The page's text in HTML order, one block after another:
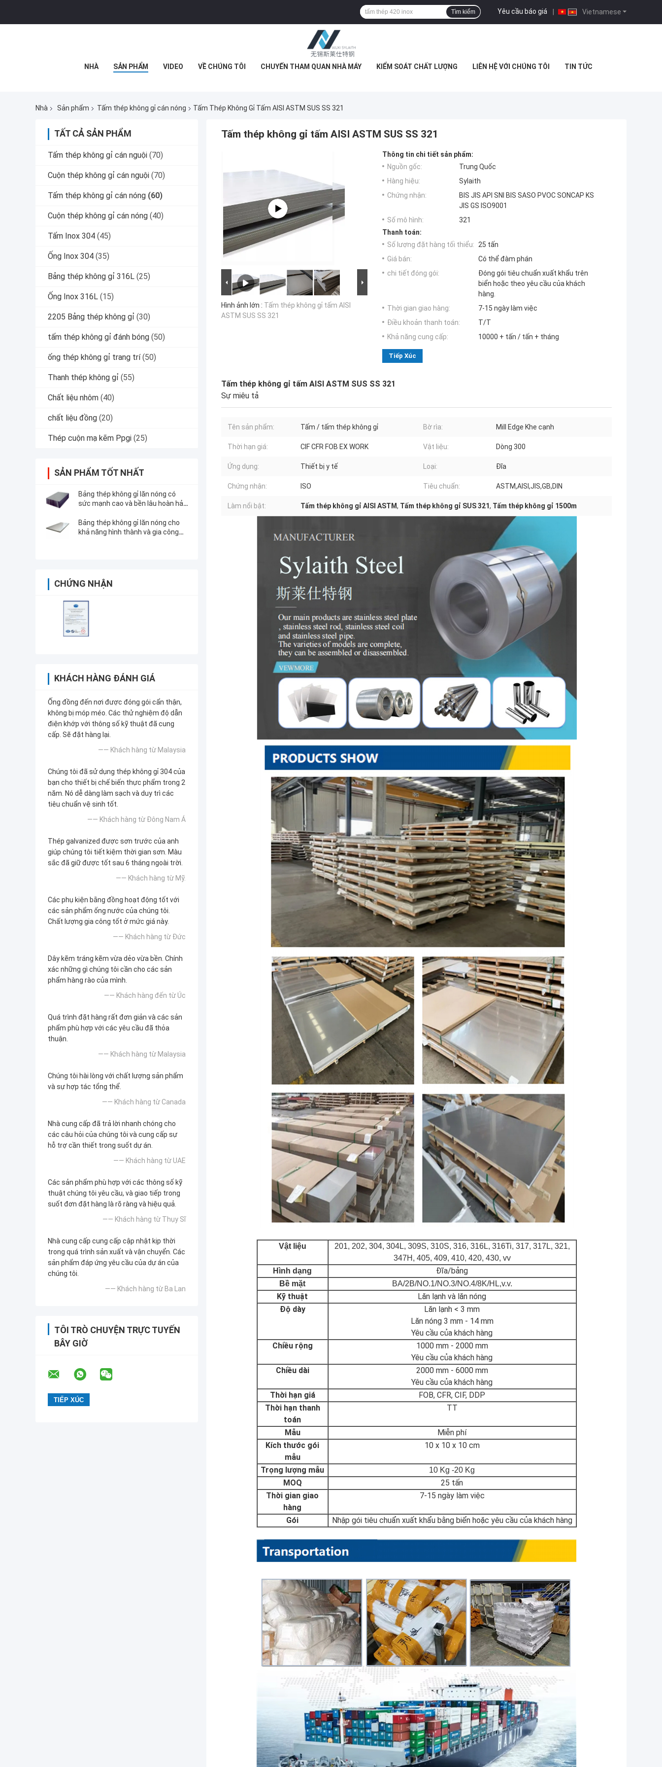
Vietnamese
Yêu cầu báo giá |
Tìm kiếm
NHÀ SẢN PHẨM VIDEO VỀ CHÚNG TÔI CHUYẾN THAM QUAN NHÀ MÁY KIỂM SOÁT CHẤT LƯỢNG LIÊN HỆ VỚI CHÚNG TÔI TIN TỨC
Nhà Sản phẩm Tấm thép không gỉ cán nóng Tấm Thép Không Gỉ Tấm AISI ASTM SUS SS 321
TẤT CẢ SẢN PHẨM
Tấm thép không gỉ cán nguội (70)
Cuộn thép không gỉ cán nguội (70)
Tấm thép không gỉ cán nóng (60)
Cuộn thép không gỉ cán nóng (40)
Tấm Inox 304 (45)
Ống Inox 304 (35)
Bảng thép không gỉ 316L (25)
Ống Inox 316L (15)
2205 Bảng thép không gỉ (30)
tấm thép không gỉ đánh bóng (50)
ống thép không gỉ trang trí (50)
Thanh thép không gỉ (55)
Chất liệu nhôm (40)
chất liệu đồng (20)
Thép cuộn mạ kẽm Ppgi (25)
SẢN PHẨM TỐT NHẤT
Bảng thép không gỉ lăn nóng có
sức mạnh cao và bền lâu hoàn hảo
xác
Bảng thép không gỉ lăn nóng cho
khả năng hình thành và gia công
CHỨNG NHẬN
KHÁCH HÀNG ĐÁNH GIÁ
Ống đồng đến nơi được đóng gói cẩn thận,
không bị móp méo. Các thử nghiệm độ dẫn
điện khớp với thông số kỹ thuật đã cung
cấp. Sẽ đặt hàng lại.
—— Khách hàng từ Malaysia
Chúng tôi đã sử dụng thép không gỉ 304 của
bạn cho thiết bị chế biến thực phẩm trong 2
năm. Nó dễ dàng làm sạch và duy trì các
tiêu chuẩn vệ sinh tốt.
—— Khách hàng từ Đông Nam Á
Thép galvanized được sơn trước của anh
giúp chúng tôi tiết kiệm thời gian sơn. Màu
sắc đã giữ được tốt sau 6 tháng ngoài trời.
—— Khách hàng từ Mỹ.
Các phụ kiện bằng đồng hoạt động tốt với
các sản phẩm ống nước của chúng tôi.
Chất lượng gia công tốt ở mức giá này.
—— Khách hàng từ Đức
Dây kẽm tráng kẽm vừa dẻo vừa bền. Chính
xác những gì chúng tôi cần cho các sản
phẩm hàng rào của mình.
—— Khách hàng đến từ Úc
Quá trình đặt hàng rất đơn giản và các sản
phẩm phù hợp với các yêu cầu đã thỏa
thuận.
—— Khách hàng từ Malaysia
Chúng tôi hài lòng với chất lượng sản phẩm
và sự hợp tác tổng thể.
—— Khách hàng từ Canada
Nhà cung cấp đã trả lời nhanh chóng cho
các câu hỏi của chúng tôi và cung cấp sự
hỗ trợ cần thiết trong suốt dự án.
—— Khách hàng từ UAE
Các sản phẩm phù hợp với các thông số kỹ
thuật chúng tôi yêu cầu, và giao tiếp trong
suốt đơn đặt hàng là rõ ràng và hiệu quả.
—— Khách hàng từ Thụy Sĩ
Nhà cung cấp cung cấp cập nhật kịp thời
trong quá trình sản xuất và vận chuyển. Các
sản phẩm đáp ứng yêu cầu của dự án của
chúng tôi.
—— Khách hàng từ Ba Lan
TÔI TRÒ CHUYỆN TRỰC TUYẾN
BÂY GIỜ
Tấm thép không gỉ tấm AISI ASTM SUS SS 321
Hình ảnh lớn : Tấm thép không gỉ tấm AISI
ASTM SUS SS 321
Thông tin chi tiết sản phẩm:
Nguồn gốc:
Trung Quốc
Hàng hiệu:
Sylaith
Chứng nhận:
BIS JIS API SNI BIS SASO PVOC SONCAP KS
JIS GS ISO9001
Số mô hình:
321
Thanh toán:
Số lượng đặt hàng tối thiểu: 25 tấn
Giá bán:
Có thể đàm phán
chi tiết đóng gói:
Đóng gói tiêu chuẩn xuất khẩu trên
biển hoặc theo yêu cầu của khách
hàng.
Thời gian giao hàng:
7-15 ngày làm việc
Điều khoản thanh toán:
T/T
Khả năng cung cấp:
10000 + tấn / tấn + tháng
Tiếp Xúc
Tấm thép không gỉ tấm AISI ASTM SUS SS 321
Sự miêu tả
Tên sản phẩm: Tấm / tấm thép không gỉ Bờ rìa: Mill Edge Khe cạnh
Thời hạn giá: CIF CFR FOB EX WORK Vật liệu: Dòng 300
Ứng dụng: Thiết bị y tế Loại: Đĩa
Chứng nhận: ISO Tiêu chuẩn: ASTM,AISI,JIS,GB,DIN
Làm nổi bật: Tấm thép không gỉ AISI ASTM, Tấm thép không gỉ SUS 321, Tấm thép không gỉ 1500m
Vật liệu
201, 202, 304, 304L, 309S, 310S, 316, 316L, 316Ti, 317, 317L, 321,
347H, 405, 409, 410, 420, 430, vv
Hình dạng
Đĩa/bảng
Bề mặt BA/2B/NO.1/NO.3/NO.4/8K/HL,v.v.
Kỹ thuật
Lăn lạnh và lăn nóng
Độ dày
Lăn lạnh < 3 mm
Lăn nóng 3 mm - 14 mm
Yêu cầu của khách hàng
Chiều rộng
1000 mm - 2000 mm
Yêu cầu của khách hàng
Chiều dài
2000 mm - 6000 mm
Yêu cầu của khách hàng
Thời hạn giá
FOB, CFR, CIF, DDP
Thời hạn thanh
toán
TT
Mẫu
Miễn phí
Kích thước gói
mẫu
10 x 10 x 10 cm
Trọng lượng mẫu 10 Kg -20 Kg
MOQ
25 tấn
Thời gian giao
hàng
7-15 ngày làm việc
Gói Nhập gói tiêu chuẩn xuất khẩu bằng biển hoặc yêu cầu của khách hàng